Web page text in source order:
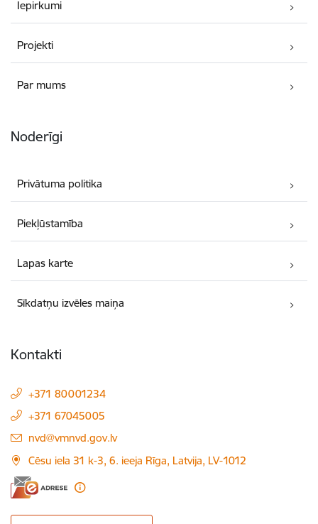
Iepirkumi
Projekti
Par mums
Noderīgi
Privātuma politika
Piekļūstamība
Lapas karte
Sīkdatņu izvēles maiņa
Kontakti
+371 80001234
+371 67045005
E-pasts:
nvd@vmnvd.gov.lv
Cēsu iela 31 k-3, 6. ieeja Rīga, Latvija, LV-1012